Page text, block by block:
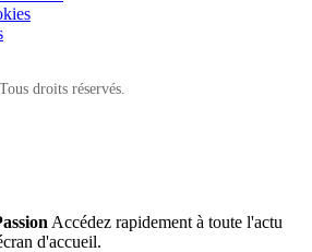
droits réservés.
Accédez rapidement à toute l'actu
d'accueil.